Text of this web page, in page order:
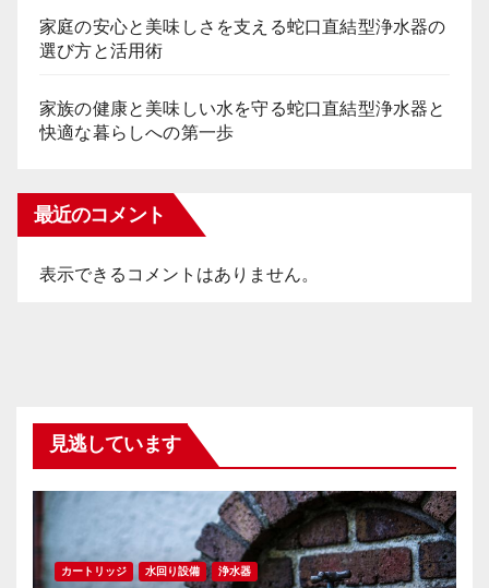
家庭の安心と美味しさを支える蛇口直結型浄水器の
選び方と活用術
家族の健康と美味しい水を守る蛇口直結型浄水器と
快適な暮らしへの第一歩
最近のコメント
表示できるコメントはありません。
見逃しています
カートリッジ 水回り設備 浄水器